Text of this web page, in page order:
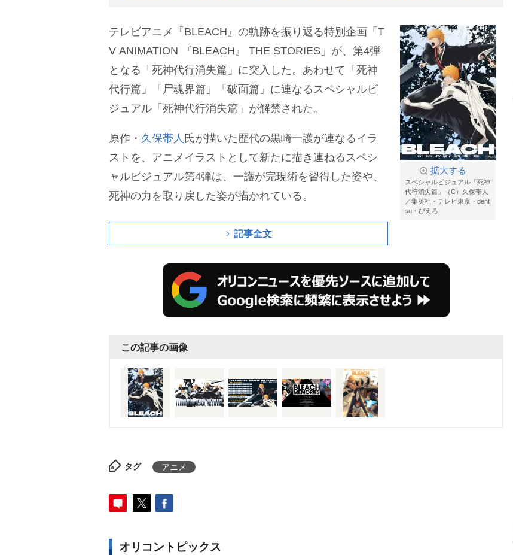
拡大する
スペシャルビジュアル「死神
代行消失篇」（C）久保帯人
／集英社・テレビ東京・dent
su・ぴえろ
テレビアニメ『BLEACH』の軌跡を振り返る特別企画「T
V ANIMATION 『BLEACH』 THE STORIES」が、第4弾
となる「死神代行消失篇」に突入した。あわせて「死神
代行篇」「尸魂界篇」「破面篇」に連なるスペシャルビ
ジュアル「死神代行消失篇」が解禁された。
原作・ 久保帯人 氏が描いた歴代の黒崎一護が連なるイラ
ストを、アニメイラストとして新たに描き連ねるスペシ
ャルビジュアル第4弾は、一護が完現術を習得した姿や、
死神の力を取り戻した姿が描かれている。
記事全文
この記事の画像
タグ アニメ
オリコントピックス